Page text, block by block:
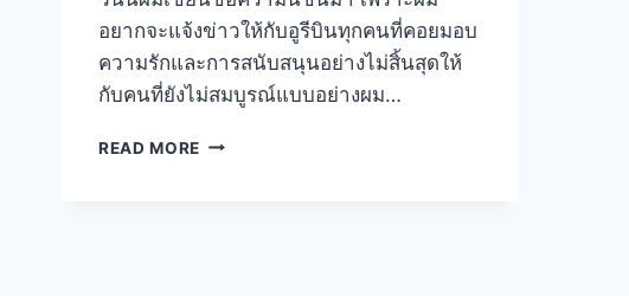
อยากจะแจ้งข่าวให้กับอูรีบินทุกคนที่คอยมอบ
ความรักและการสนับสนุนอย่างไม่สิ้นสุดให้
กับคนที่ยังไม่สมบูรณ์แบบอย่างผม…
READ MORE